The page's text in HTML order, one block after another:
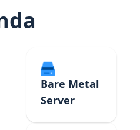
Bare Metal
Server